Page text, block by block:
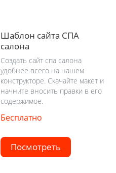
Шаблон сайта СПА
салона
Создать сайт спа салона
удобнее всего на нашем
конструкторе. Скачайте макет и
начните вносить правки в его
содержимое.
Бесплатно
Посмотреть